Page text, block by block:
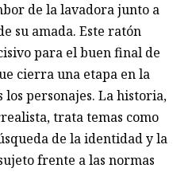
de la lavadora junto a
su amada. Este ratón
para el buen final de
cierra una etapa en la
los personajes. La historia,
trata temas como
de la identidad y la
frente a las normas